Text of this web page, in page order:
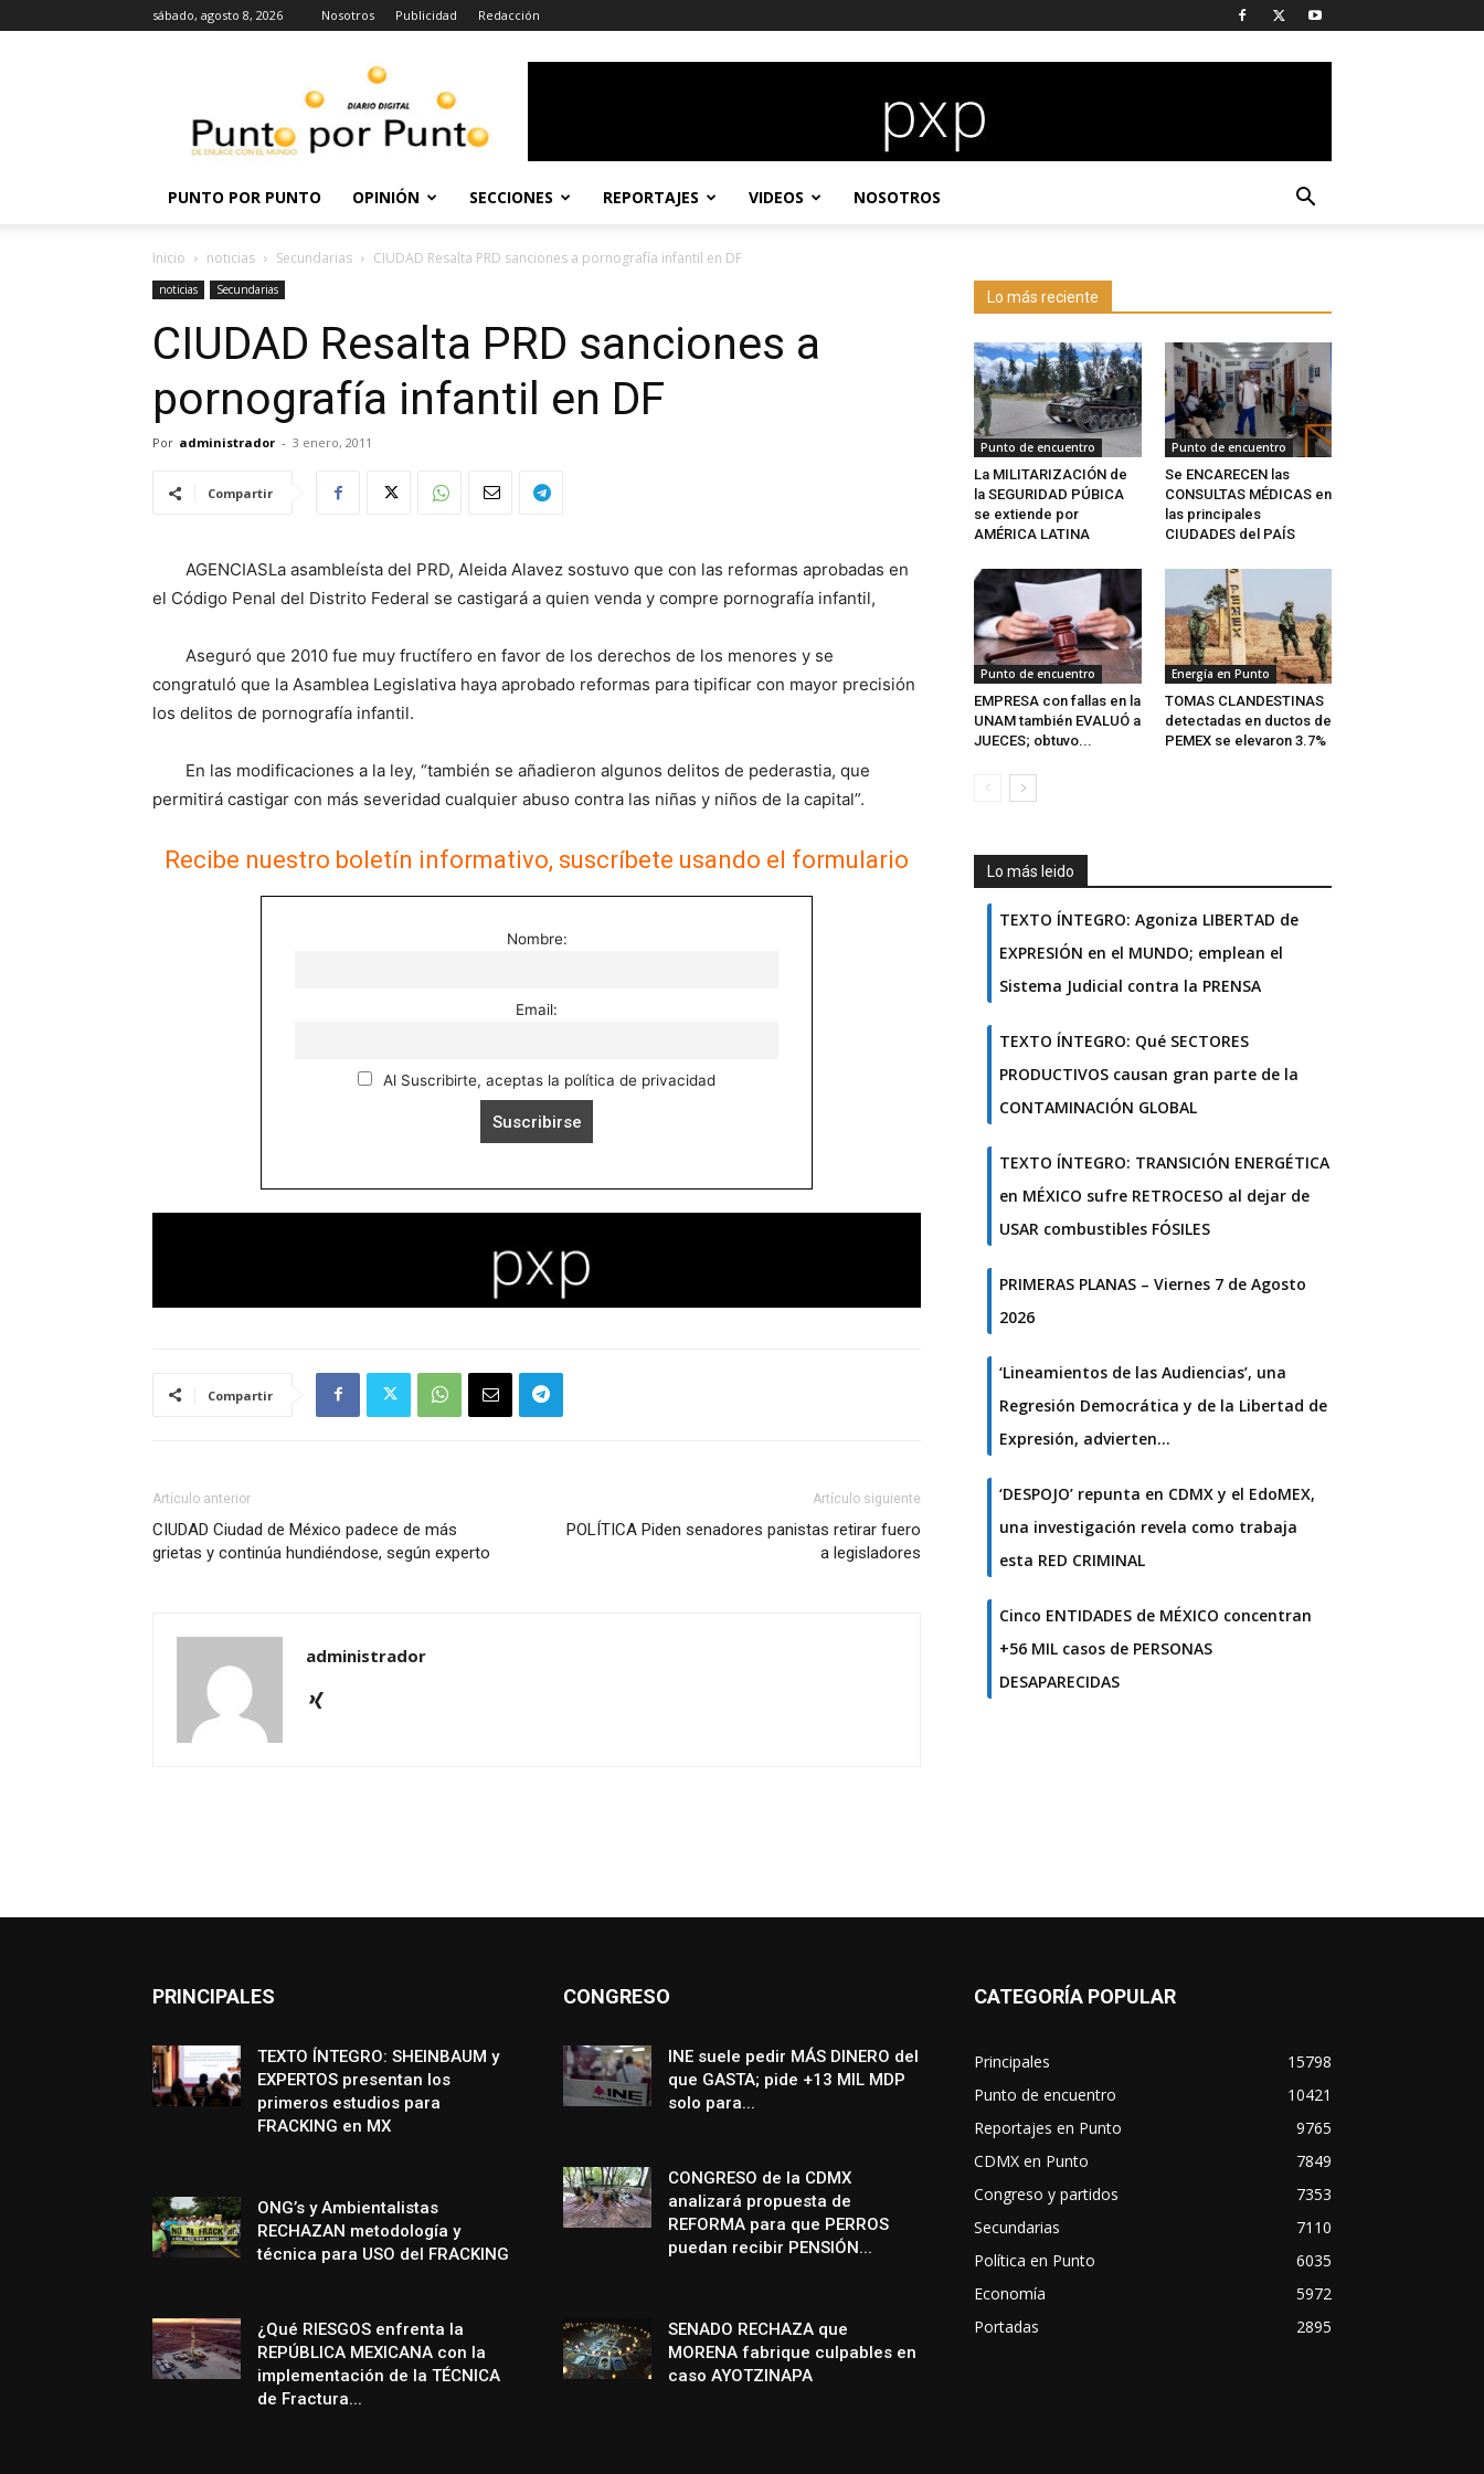
sábado, agosto 8, 2026 Nosotros Publicidad Redacción
Punto
PUNTO POR PUNTO OPINIÓN SECCIONES REPORTAJES VIDEOS NOSOTROS
Inicio noticias Secundarias CIUDAD Resalta PRD sanciones a pornografía infantil en DF
noticias Secundarias
CIUDAD Resalta PRD sanciones a
pornografía infantil en DF
Por administrador - 3 enero, 2011
Compartir
AGENCIASLa asambleísta del PRD, Aleida Alavez sostuvo que con las reformas aprobadas en
el Código Penal del Distrito Federal se castigará a quien venda y compre pornografía infantil,
Aseguró que 2010 fue muy fructífero en favor de los derechos de los menores y se
congratuló que la Asamblea Legislativa haya aprobado reformas para tipificar con mayor precisión
los delitos de pornografía infantil.
En las modificaciones a la ley, “también se añadieron algunos delitos de pederastia, que
permitirá castigar con más severidad cualquier abuso contra las niñas y niños de la capital”.
Recibe nuestro boletín informativo, suscríbete usando el formulario
Nombre:
Email:
Al Suscribirte, aceptas la política de privacidad
Compartir
Artículo anterior
CIUDAD Ciudad de México padece de más
grietas y continúa hundiéndose, según experto
Artículo siguiente
POLÍTICA Piden senadores panistas retirar fuero
a legisladores
administrador
Lo más reciente
Punto de encuentro
La MILITARIZACIÓN de
la SEGURIDAD PÚBICA
se extiende por
AMÉRICA LATINA
Punto de encuentro
Se ENCARECEN las
CONSULTAS MÉDICAS en
las principales
CIUDADES del PAÍS
Punto de encuentro
EMPRESA con fallas en la
UNAM también EVALUÓ a
JUECES; obtuvo...
Energía en Punto
TOMAS CLANDESTINAS
detectadas en ductos de
PEMEX se elevaron 3.7%
Lo más leido
TEXTO ÍNTEGRO: Agoniza LIBERTAD de
EXPRESIÓN en el MUNDO; emplean el
Sistema Judicial contra la PRENSA
TEXTO ÍNTEGRO: Qué SECTORES
PRODUCTIVOS causan gran parte de la
CONTAMINACIÓN GLOBAL
TEXTO ÍNTEGRO: TRANSICIÓN ENERGÉTICA
en MÉXICO sufre RETROCESO al dejar de
USAR combustibles FÓSILES
PRIMERAS PLANAS – Viernes 7 de Agosto
2026
‘Lineamientos de las Audiencias’, una
Regresión Democrática y de la Libertad de
Expresión, advierten…
‘DESPOJO’ repunta en CDMX y el EdoMEX,
una investigación revela como trabaja
esta RED CRIMINAL
Cinco ENTIDADES de MÉXICO concentran
+56 MIL casos de PERSONAS
DESAPARECIDAS
PRINCIPALES
TEXTO ÍNTEGRO: SHEINBAUM y
EXPERTOS presentan los
primeros estudios para
FRACKING en MX
ONG’s y Ambientalistas
RECHAZAN metodología y
técnica para USO del FRACKING
¿Qué RIESGOS enfrenta la
REPÚBLICA MEXICANA con la
implementación de la TÉCNICA
de Fractura...
CONGRESO
INE suele pedir MÁS DINERO del
que GASTA; pide +13 MIL MDP
solo para...
CONGRESO de la CDMX
analizará propuesta de
REFORMA para que PERROS
puedan recibir PENSIÓN...
SENADO RECHAZA que
MORENA fabrique culpables en
caso AYOTZINAPA
CATEGORÍA POPULAR
Principales
15798
Punto de encuentro
10421
Reportajes en Punto
9765
CDMX en Punto
7849
Congreso y partidos
7353
Secundarias
7110
Política en Punto
6035
Economía
5972
Portadas
2895